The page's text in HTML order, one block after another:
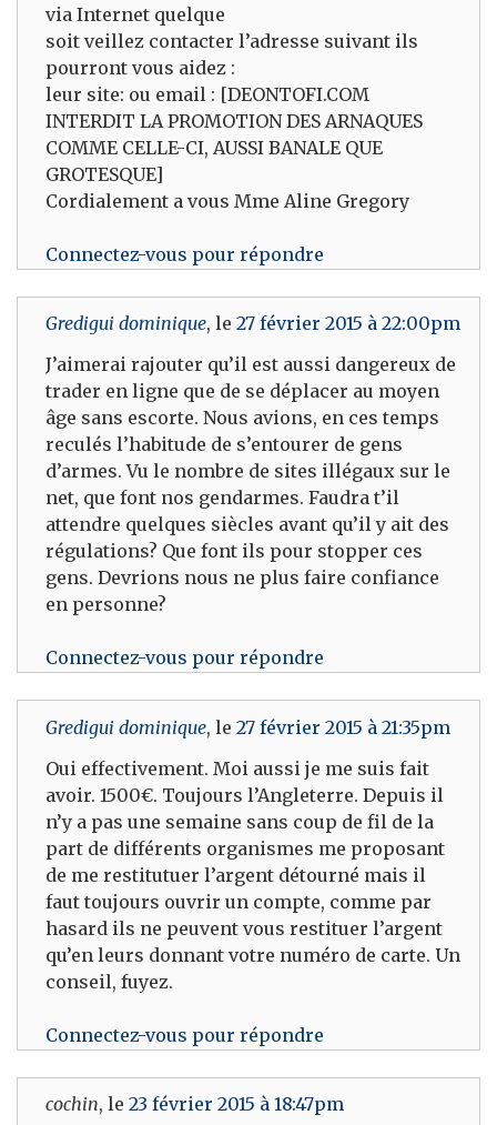
via Internet quelque
soit veillez contacter l’adresse suivant ils
pourront vous aidez :
leur site: ou email : [DEONTOFI.COM
INTERDIT LA PROMOTION DES ARNAQUES
COMME CELLE-CI, AUSSI BANALE QUE
GROTESQUE]
Cordialement a vous Mme Aline Gregory
Connectez-vous pour répondre
Gredigui dominique, le 27 février 2015 à 22:00pm
J’aimerai rajouter qu’il est aussi dangereux de
trader en ligne que de se déplacer au moyen
âge sans escorte. Nous avions, en ces temps
reculés l’habitude de s’entourer de gens
d’armes. Vu le nombre de sites illégaux sur le
net, que font nos gendarmes. Faudra t’il
attendre quelques siècles avant qu’il y ait des
régulations? Que font ils pour stopper ces
gens. Devrions nous ne plus faire confiance
en personne?
Connectez-vous pour répondre
Gredigui dominique, le 27 février 2015 à 21:35pm
Oui effectivement. Moi aussi je me suis fait
avoir. 1500€. Toujours l’Angleterre. Depuis il
n’y a pas une semaine sans coup de fil de la
part de différents organismes me proposant
de me restitutuer l’argent détourné mais il
faut toujours ouvrir un compte, comme par
hasard ils ne peuvent vous restituer l’argent
qu’en leurs donnant votre numéro de carte. Un
conseil, fuyez.
Connectez-vous pour répondre
cochin, le 23 février 2015 à 18:47pm